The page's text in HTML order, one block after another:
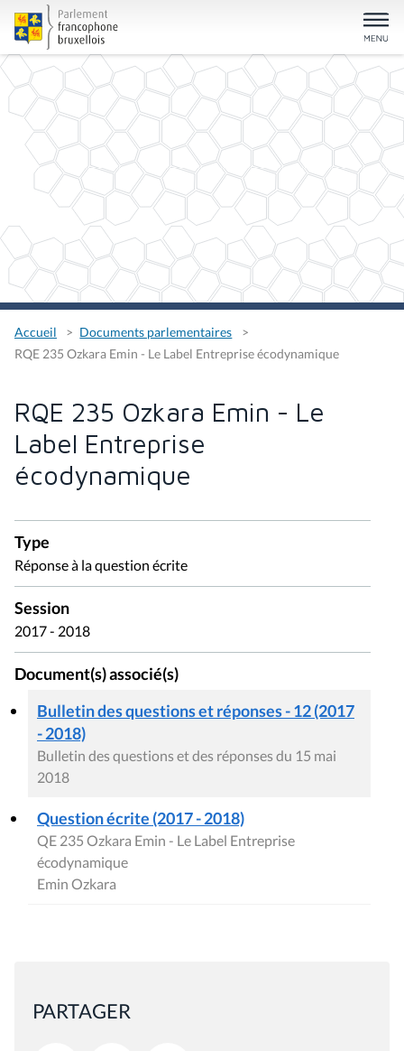
Accueil
Documents parlementaires
RQE 235 Ozkara Emin - Le Label Entreprise écodynamique
RQE 235 Ozkara Emin - Le
Label Entreprise
écodynamique
Type
Réponse à la question écrite
Session
2017 - 2018
Document(s) associé(s)
Bulletin des questions et réponses - 12 (2017
- 2018)
Bulletin des questions et des réponses du 15 mai
2018
Question écrite (2017 - 2018)
QE 235 Ozkara Emin - Le Label Entreprise
écodynamique
Emin Ozkara
PARTAGER